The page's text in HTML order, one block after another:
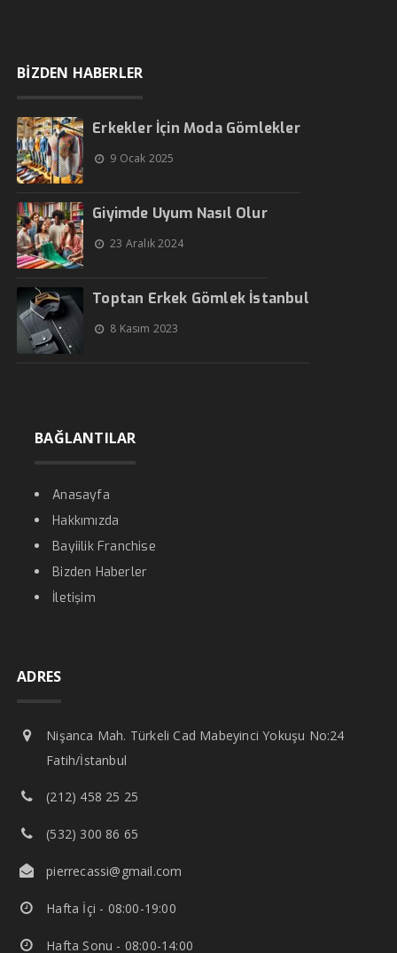
BİZDEN HABERLER
Erkekler İçin Moda Gömlekler
9 Ocak 2025
Giyimde Uyum Nasıl Olur
23 Aralık 2024
Toptan Erkek Gömlek İstanbul
8 Kasım 2023
BAĞLANTILAR
Anasayfa
Hakkımızda
Bayiilik Franchise
Bizden Haberler
İletişim
ADRES
Nişanca Mah. Türkeli Cad Mabeyinci Yokuşu No:24
Fatih/İstanbul
(212) 458 25 25
(532) 300 86 65
pierrecassi@gmail.com
Hafta İçi - 08:00-19:00
Hafta Sonu - 08:00-14:00